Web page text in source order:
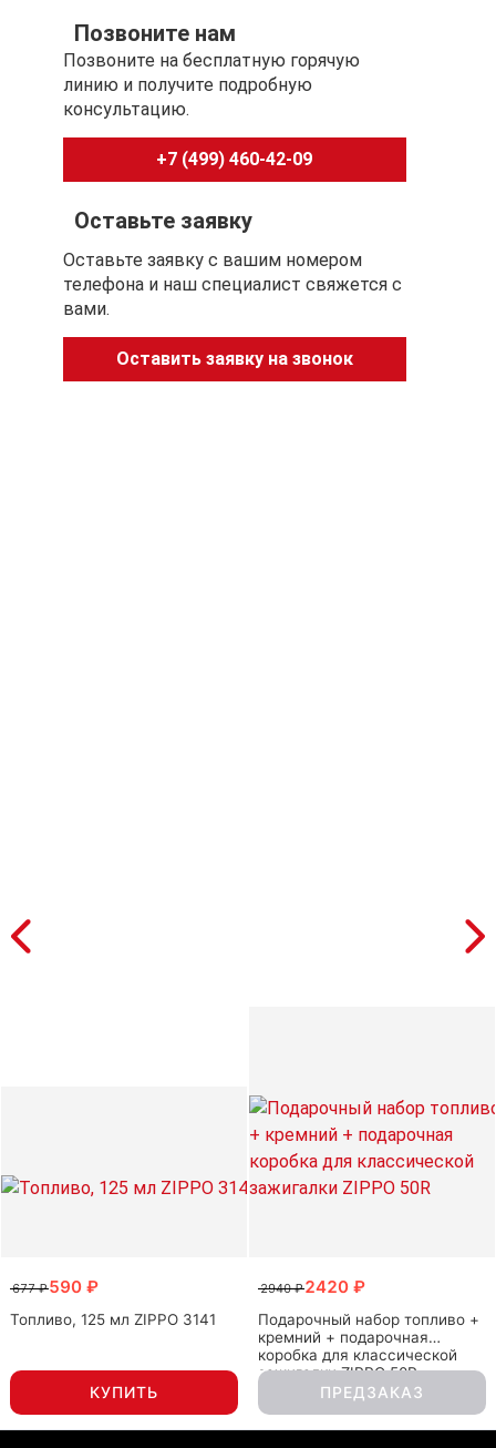
Позвоните нам
Позвоните на бесплатную горячую
линию и получите подробную
консультацию.
+7 (499) 460-42-09
Оставьте заявку
Оставьте заявку с вашим номером
телефона и наш специалист свяжется с
вами.
Оставить заявку на звонок
677 ₽590 ₽
Топливо, 125 мл ZIPPO 3141
КУПИТЬ
2940 ₽2420 ₽
Подарочный набор топливо +
кремний + подарочная
коробка для классической
зажигалки ZIPPO 50R
ПРЕДЗАКАЗ